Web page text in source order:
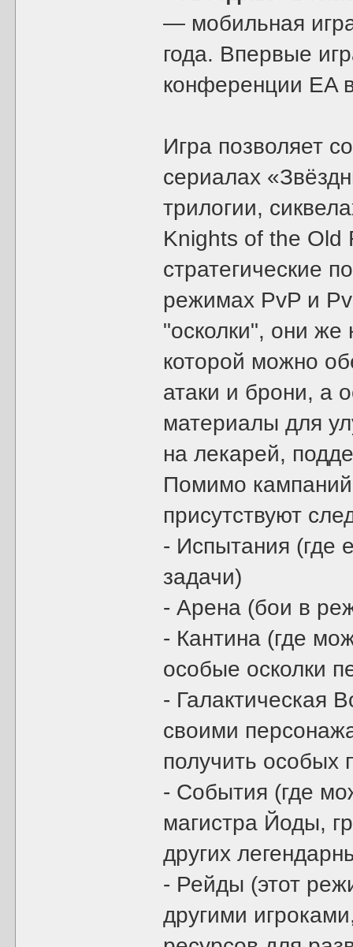
— мобильная
года. Впервые
конференции EA
Игра позволяет
сериалах
трилогии,
Knights of the Old
стратегические
режимах PvP и
"осколки", они же
которой можно
атаки и брони, а
материалы для
на лекарей,
Помимо
присутствуют
- Испытания (где
задачи)
- Арена (бои в
- Кантина (где
особые осколки
- Галактическая
своими
получить особых
- События (где
магистра Йоды,
других
- Рейды (этот
другими